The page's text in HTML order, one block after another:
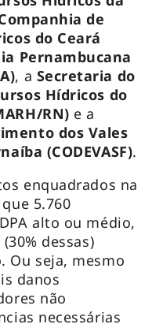
de
do Ceará
Pernambucana
, a Secretaria do
Hídricos do
RN) e a
dos Vales
(CODEVASF).
enquadrados na
5.760
alto ou médio,
dessas)
Ou seja, mesmo
danos
não
necessárias